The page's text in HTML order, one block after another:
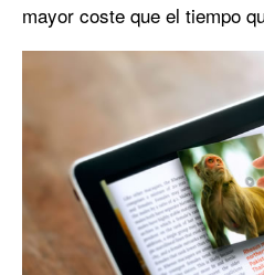
mayor coste que el tiempo